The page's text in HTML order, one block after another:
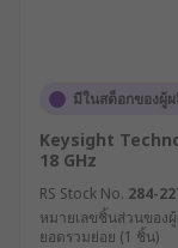
มีในสต็อกของผู้
Keysight
18 GHz
RS Stock No. 284-
หมายเลขชิ้นส่วนของ
ยอดรวมย่อย (1 ชิ้น)